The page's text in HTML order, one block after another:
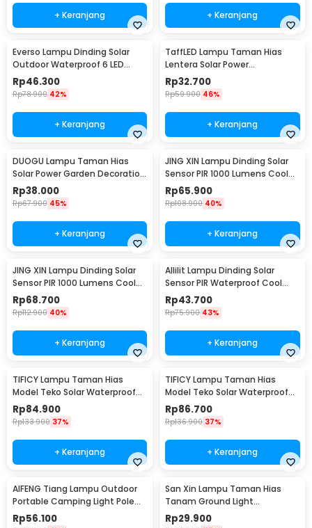
+ Keranjang + Keranjang
Everso Lampu Dinding Solar
Outdoor Waterproof 6 LED
Warm White 2 PCS - L30
Rp46.300
Rp78.900 42%
+ Keranjang
TaffLED Lampu Taman Hias
Lentera Solar Power
Waterproof Warm White -
EM301
Rp32.700
Rp59.900 46%
+ Keranjang
DUOGU Lampu Taman Hias
Solar Power Garden Decoration
IP44 Warm White - EM302
Rp38.000
Rp67.900 45%
+ Keranjang
JING XIN Lampu Dinding Solar
Sensor PIR 1000 Lumens Cool
White 108 LED - JX-F
Rp65.900
Rp108.900 40%
+ Keranjang
JING XIN Lampu Dinding Solar
Sensor PIR 1000 Lumens Cool
White 117 LED - JX-F
Rp68.700
Rp112.900 40%
+ Keranjang
Allilit Lampu Dinding Solar
Sensor PIR Waterproof Cool
White 72 COB - 616-1
Rp43.700
Rp75.900 43%
+ Keranjang
TIFICY Lampu Taman Hias
Model Teko Solar Waterproof
Warm White Small - ICY91
Rp84.900
Rp133.900 37%
+ Keranjang
TIFICY Lampu Taman Hias
Model Teko Solar Waterproof
Warm White Big - ICY951
Rp86.700
Rp136.900 37%
+ Keranjang
AIFENG Tiang Lampu Outdoor
Portable Camping Light Pole
90cm - AF10
Rp56.100
San Xin Lampu Taman Hias
Tanam Ground Light
Waterproof 10W - SX120
Rp29.900